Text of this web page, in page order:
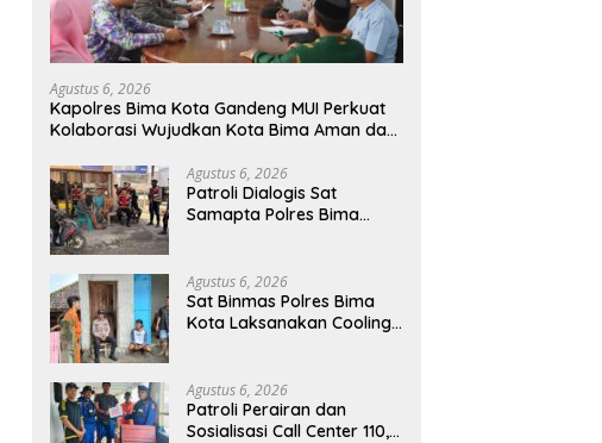
Agustus 6, 2026
Kapolres Bima Kota Gandeng MUI Perkuat
Kolaborasi Wujudkan Kota Bima Aman dan
Agustus 6, 2026
Patroli Dialogis Sat
Samapta Polres Bima
Gangguan Kamtibmas
Agustus 6, 2026
Sat Binmas Polres Bima
Kota Laksanakan Cooling
Sambut HUT RI Ke-81
Agustus 6, 2026
Patroli Perairan dan
Sosialisasi Call Center 110,